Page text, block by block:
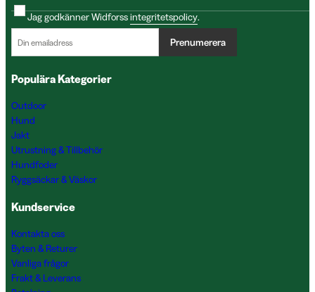
Jag godkänner Widforssintegritetspolicy.
Prenumerera
Populära Kategorier
Outdoor
Hund
Jakt
Utrustning & Tillbehör
Hundfoder
Ryggsäckar & Väskor
Kundservice
Kontakta oss
Byten & Returer
Vanliga frågor
Frakt & Leverans